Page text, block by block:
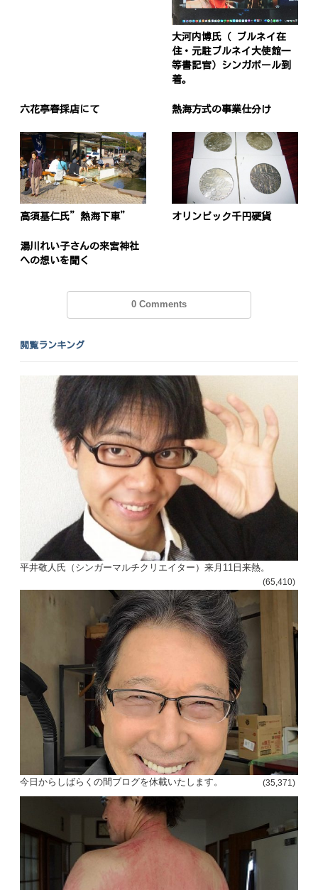
大河内博氏（ ブルネイ在
住・元駐ブルネイ大使館一
等書記官）シンガポール到
着。
六花亭春採店にて 熱海方式の事業仕分け
高須基仁氏”熱海下車” オリンピック千円硬貨
湯川れい子さんの来宮神社
への想いを聞く
0 Comments
閲覧ランキング
平井敬人氏（シンガーマルチクリエイター）来月11日来熱。
(65,410)
今日からしばらくの間ブログを休載いたします。 (35,371)